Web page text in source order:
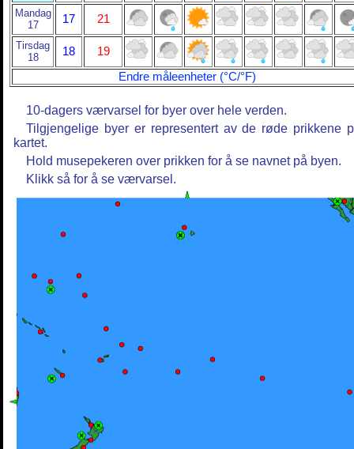
Mandag
17
17 21
Tirsdag
18
18
19
Endre måleenheter (°C/°F)
10-dagers værvarsel for byer over hele verden.
Tilgjengelige byer er representert av de røde prikkene
kartet.
Hold musepekeren over prikken for å se navnet på byen.
Klikk så for å se værvarsel.